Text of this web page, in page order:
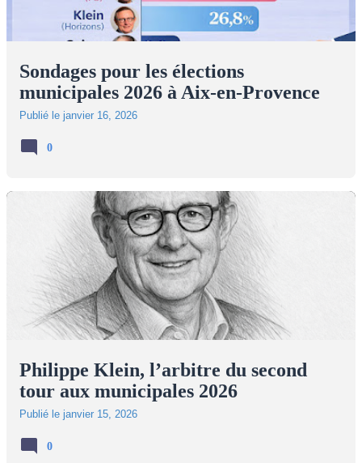
Sondages pour les élections
municipales 2026 à Aix-en-Provence
Publié le janvier 16, 2026
0
Philippe Klein, l’arbitre du second
tour aux municipales 2026
Publié le janvier 15, 2026
0